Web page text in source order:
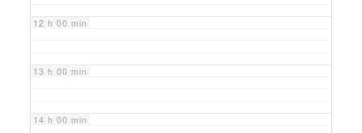
12 h 00 min
13 h 00 min
14 h 00 min